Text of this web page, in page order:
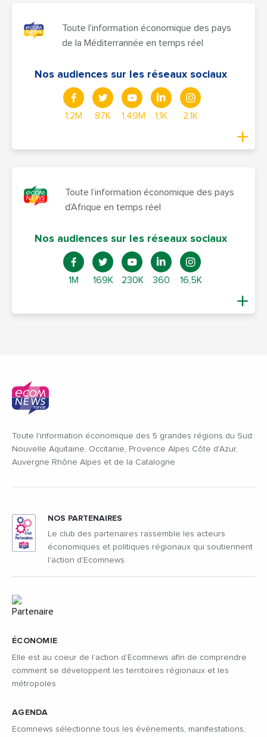
Toute l'information économique des pays
de la Méditerrannée en temps réel
Nos audiences sur les réseaux sociaux
1,2M 87K 1,49M 1,1K 2,1K
Toute l’information économique des pays
d’Afrique en temps réel
Nos audiences sur les réseaux sociaux
1M 169K 230K 360 16,5K
Toute l'information économique des 5 grandes régions du Sud:
Nouvelle Aquitaine, Occitanie, Provence Alpes Côte d'Azur,
Auvergne Rhône Alpes et de la Catalogne
ÉCONOMIE
Elle est au coeur de l’action d’Ecomnews afin de comprendre
comment se développent les territoires régionaux et les
métropoles
AGENDA
Ecomnews sélectionne tous les évènements, manifestations,
NOS PARTENAIRES
Le club des partenaires rassemble les acteurs
économiques et politiques régionaux qui soutiennent
l'action d'Ecomnews